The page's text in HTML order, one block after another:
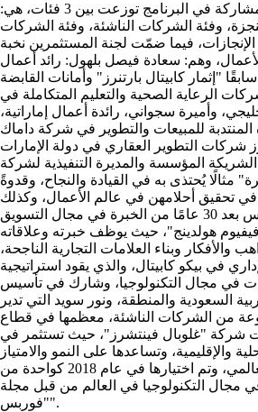
يذكر أن المشروعات المشاركة في البرنامج توزعت بين 3 فئات، هي:
وفئة الشركات الناشئة، وفئة الشركات
الإنجازات، فيما ضمّت لجنة المستثمرين نخبة
وهم: سعادة فيصل بلهول: رائد أعمال
"إثمار كابيتال بارتنرز" وأمانات القابضة
الرعاية الصحية والتعليم المتكاملة في
وأميرة سجواني، رائدة أعمال إماراتية،
للمبيعات والتطوير في شركة داماك
شركات التطوير العقاري في دولة الإمارات
المؤسسة والمديرة التنفيذية لشركة
مثالًا يُحتذى به في القيادة والنجاح، وقدوةً
في تحقيق أحلامهن في عالم الأعمال، وكذلك
إيلي خوري، الذي أسّس بعد 30 عامًا من الخبرة في مجال التسويق
هولدينج"، حيث يوظف خبرته وعلاقاته
والأفكار وبناء العلامات التجارية الناجحة،
في بيكو كابيتال، والذي يقود استراتيجية
في مجال التكنولوجيا، وشارك في تأسيس
السعودية والمنطقة، ونور سويد التي تدير
من الشركات الناشئة، معظمها في قطاع
شركة "غلوبال فينتشرز"، حيث تستثمر في
والإقليمية، وتساعدها على النمو والامتياز
على الإطار الإقليمي والعالمي، وتم اختيارها في عام 2018 كواحدة من
امرأة في مجال التكنولوجيا في العالم من قبل مجلة
"فوربس".